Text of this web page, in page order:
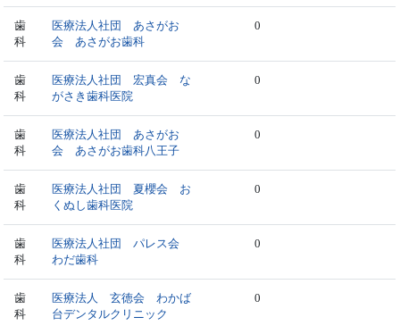
歯
科
医療法人社団 あさがお
会 あさがお歯科
0
歯
科
医療法人社団 宏真会 な
がさき歯科医院
0
歯
科
医療法人社団 あさがお
会 あさがお歯科八王子
0
歯
科
医療法人社団 夏櫻会 お
くぬし歯科医院
0
歯
科
医療法人社団 パレス会
わだ歯科
0
歯
科
医療法人 玄徳会 わかば
台デンタルクリニック
0